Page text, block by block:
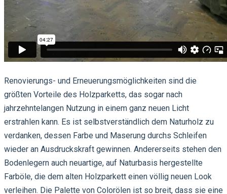
Renovierungs- und Erneuerungsmöglichkeiten sind die
größten Vorteile des Holzparketts, das sogar nach
jahrzehntelangen Nutzung in einem ganz neuen Licht
erstrahlen kann. Es ist selbstverständlich dem Naturholz zu
verdanken, dessen Farbe und Maserung durchs Schleifen
wieder an Ausdruckskraft gewinnen. Andererseits stehen den
Bodenlegern auch neuartige, auf Naturbasis hergestellte
Farböle, die dem alten Holzparkett einen völlig neuen Look
verleihen. Die Palette von Colorölen ist so breit, dass sie eine